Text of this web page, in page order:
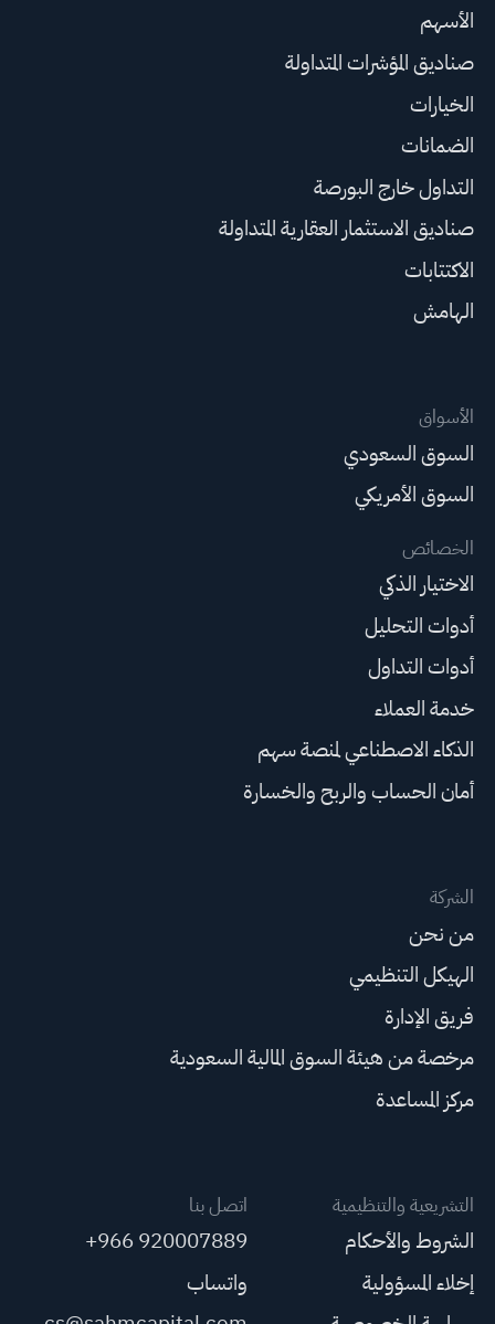
الأسهم
صناديق المؤشرات المتداولة
الخيارات
الضمانات
التداول خارج البورصة
صناديق الاستثمار العقارية المتداولة
الاكتتابات
الهامش
الأسواق
السوق السعودي
السوق الأمريكي
الخصائص
الاختيار الذكي
أدوات التحليل
أدوات التداول
خدمة العملاء
الذكاء الاصطناعي لمنصة سهم
أمان الحساب والربح والخسارة
الشركة
من نحن
الهيكل التنظيمي
فريق الإدارة
مرخصة من هيئة السوق المالية السعودية
مركز المساعدة
التشريعية والتنظيمية
الشروط والأحكام
إخلاء المسؤولية
اتصل بنا
+966 920007889
واتساب